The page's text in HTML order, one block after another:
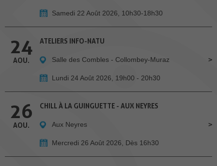
Samedi 22 Août 2026, 10h30-18h30
24
AOU.
ATELIERS INFO-NATU
Salle des Combles - Collombey-Muraz
Lundi 24 Août 2026, 19h00 - 20h30
26
AOU.
CHILL À LA GUINGUETTE - AUX NEYRES
Aux Neyres
Mercredi 26 Août 2026, Dès 16h30